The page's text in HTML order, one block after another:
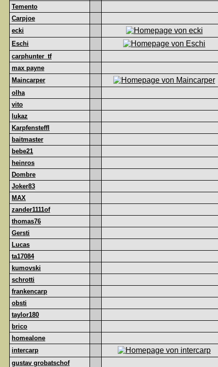
Temento
Carpjoe
ecki
Eschi
carphunter_tf
max payne
Maincarper
olha
vito
lukaz
Karpfensteffl
baitmaster
bebe21
heinros
Dombre
Joker83
MAX
zander1111of
thomas76
Gersti
Lucas
ta17084
kumovski
schrotti
frankencarp
obsti
taylor180
brico
homealone
intercarp
gustav grobatschof